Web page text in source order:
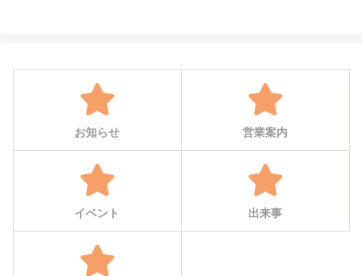
お知らせ 営業案内
イベント 出来事